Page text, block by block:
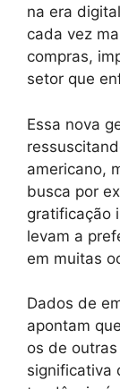
na era
cada vez
compras,
setor que
Essa nova
americano,
busca por
gratificação
levam a
em muitas
Dados de
apontam
os de
significativa